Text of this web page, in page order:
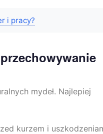
i pracy?
mydeł. Najlepiej
kurzem i